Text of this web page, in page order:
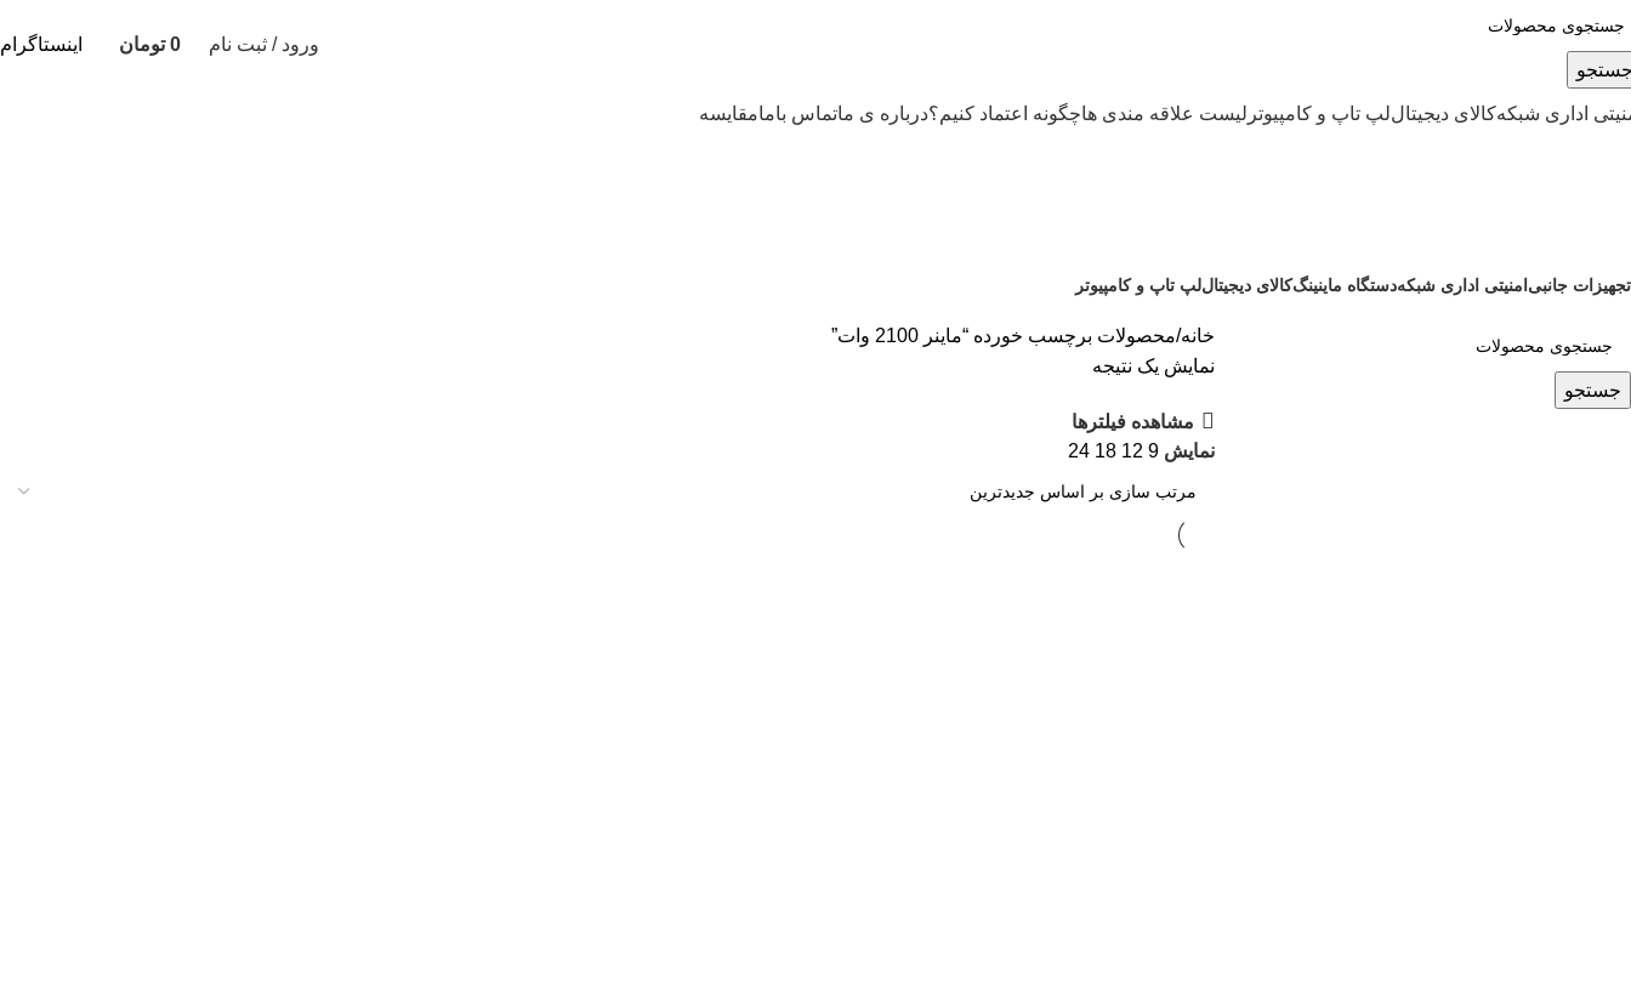
ورود / ثبت نام 0 تومان اینستاگرام
اداری شبکهکالای دیجیتاللپ تاپ و کامپیوتر لیست علاقه مندی هاچگونه اعتماد کنیم؟درباره ی ماتماس بامامقایسه
تجهیزات جانبی امنیتی اداری شبکهدستگاه ماینینگکالای دیجیتاللپ تاپ و کامپیوتر
جستجو
خانه محصولات برچسب خورده “ماینر 2100 وات”
نمایش یک نتیجه
مشاهده فیلترها
نمایش9
12
18
24